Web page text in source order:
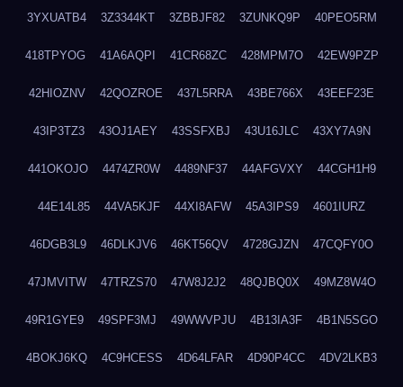
3YXUATB4 3Z3344KT 3ZBBJF82 3ZUNKQ9P 40PEO5RM
418TPYOG 41A6AQPI 41CR68ZC 428MPM7O 42EW9PZP
42HIOZNV 42QOZROE 437L5RRA 43BE766X 43EEF23E
43IP3TZ3 43OJ1AEY 43SSFXBJ 43U16JLC 43XY7A9N
441OKOJO 4474ZR0W 4489NF37 44AFGVXY 44CGH1H9
44E14L85 44VA5KJF 44XI8AFW 45A3IPS9 4601IURZ
46DGB3L9 46DLKJV6 46KT56QV 4728GJZN 47CQFY0O
47JMVITW 47TRZS70 47W8J2J2 48QJBQ0X 49MZ8W4O
49R1GYE9 49SPF3MJ 49WWVPJU 4B13IA3F 4B1N5SGO
4BOKJ6KQ 4C9HCESS 4D64LFAR 4D90P4CC 4DV2LKB3